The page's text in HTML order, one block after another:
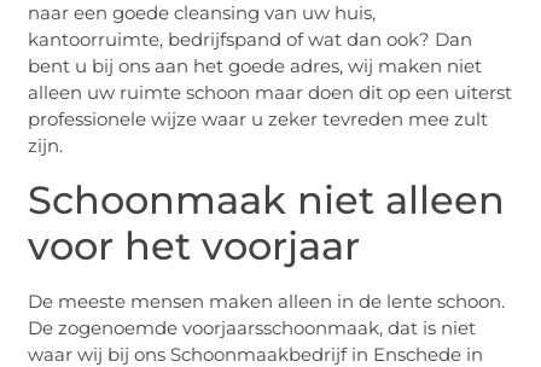
naar een goede cleansing van uw huis,
kantoorruimte, bedrijfspand of wat dan ook? Dan
bent u bij ons aan het goede adres, wij maken niet
alleen uw ruimte schoon maar doen dit op een uiterst
professionele wijze waar u zeker tevreden mee zult
zijn.
Schoonmaak niet alleen
voor het voorjaar
De meeste mensen maken alleen in de lente schoon.
De zogenoemde voorjaarsschoonmaak, dat is niet
waar wij bij ons Schoonmaakbedrijf in Enschede in